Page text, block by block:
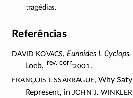
tragédias.
Referências
David Kovacs, Euripides I.
Loeb, rev. corr.2001.
François Lissarrague, Why
Represent, in John J. Winkler